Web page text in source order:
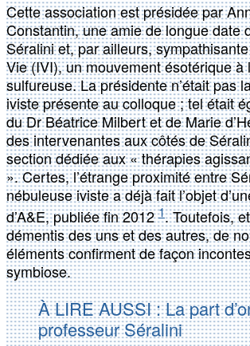
Cette association est présidée par
Constantin, une amie de longue date
Séralini et, par ailleurs,
Vie (IVI), un mouvement ésotérique à
sulfureuse. La présidente n’était pas
iviste présente au colloque ; tel était
du Dr Béatrice Milbert et de Marie
des intervenantes aux côtés de
section dédiée aux « thérapies
». Certes, l’étrange proximité entre
nébuleuse iviste a déjà fait l’objet
d’A&E, publiée fin 20121. Toutefois,
démentis des uns et des autres, de
éléments confirment de façon
symbiose.
À LIRE AUSSI : La part
professeur Séralini